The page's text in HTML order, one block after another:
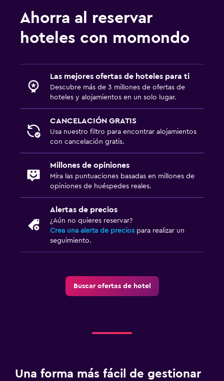
Ahorra al reservar
hoteles con momondo
Las mejores ofertas de hoteles para ti
Descubre más de 3 millones de ofertas de
hoteles y alojamientos en un solo lugar.
CANCELACIÓN GRATIS
Usa nuestro filtro para encontrar alojamientos
con cancelación gratis.
Millones de opiniones
Mira las puntuaciones basadas en millones de
opiniones de huéspedes reales.
Alertas de precios
¿Aún no quieres reservar?
Crea una alerta de precios para realizar un
seguimiento.
Buscar ofertas de hotel
Una forma más fácil de gestionar